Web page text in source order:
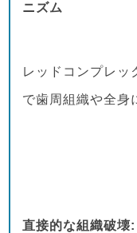
ニズム
レッドコンプレッ
で歯周組織や全身
直接的な組織破壊: